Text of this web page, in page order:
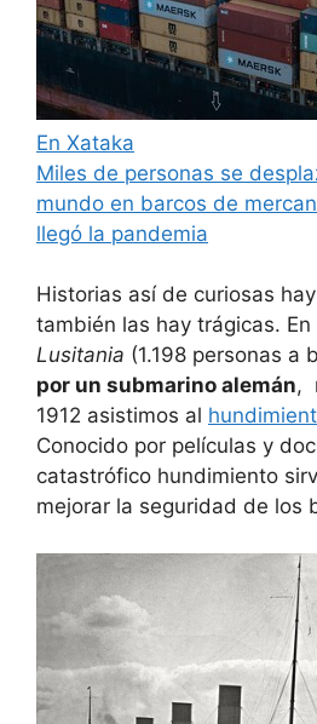
En Xataka
Miles de personas se
mundo en barcos de
llegó la pandemia
Historias así de curiosas
también las hay trágicas. En
Lusitania (1.198 personas a
por un submarino alemán,
1912 asistimos al
Conocido por películas y
catastrófico hundimiento
mejorar la seguridad de los